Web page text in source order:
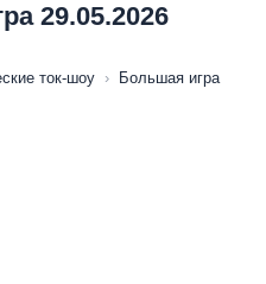
29.05.2026
ток-шоу › Большая игра